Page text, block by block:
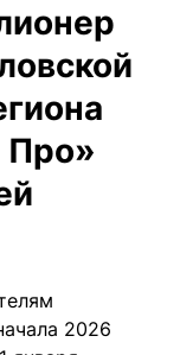
Про»
2026